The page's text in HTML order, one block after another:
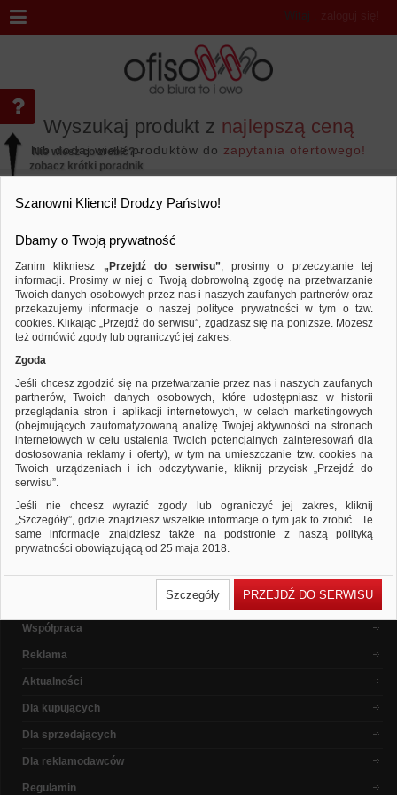
Wyszukaj produkt z najlepszą ceną
lub dodaj wiele produktów do zapytania ofertowego!
Witaj ,
Wyniki wyszukiwania
PODPOWIEDZI
Zmień kryteria wyszukiwania zaznaczając inne filtry i wyszukaj
ponownie
Sprawdź, czy wszystkie słowa zostały poprawnie napisane.
Spróbuj użyć innych słów kluczowych.
Popularne marki
O nas
Współpraca
Reklama
Aktualności
Dla kupujących
Dla sprzedających
Dla reklamodawców
Regulamin
Nie wiesz co zrobić? -
zobacz krótki poradnik
Szanowni Klienci! Drodzy Państwo!
Dbamy o Twoją prywatność
Zanim klikniesz „Przejdź do serwisu”, prosimy o przeczytanie tej
informacji. Prosimy w niej o Twoją dobrowolną zgodę na przetwarzanie
Twoich danych osobowych przez nas i naszych zaufanych partnerów oraz
przekazujemy informacje o naszej polityce prywatności w tym o tzw.
cookies. Klikając „Przejdź do serwisu”, zgadzasz się na poniższe. Możesz
też odmówić zgody lub ograniczyć jej zakres.
Zgoda
Jeśli chcesz zgodzić się na przetwarzanie przez nas i naszych zaufanych
partnerów, Twoich danych osobowych, które udostępniasz w historii
przeglądania stron i aplikacji internetowych, w celach marketingowych
(obejmujących zautomatyzowaną analizę Twojej aktywności na stronach
internetowych w celu ustalenia Twoich potencjalnych zainteresowań dla
dostosowania reklamy i oferty), w tym na umieszczanie tzw. cookies na
Twoich urządzeniach i ich odczytywanie, kliknij przycisk „Przejdź do
serwisu”.
Jeśli nie chcesz wyrazić zgody lub ograniczyć jej zakres, kliknij
„Szczegóły”, gdzie znajdziesz wszelkie informacje o tym jak to zrobić . Te
same informacje znajdziesz także na podstronie z naszą polityką
prywatności obowiązującą od 25 maja 2018.
wcześniejsza zgoda której udzieliliście podczas zakładania konta. Każda
Państwa zgoda jest dobrowolna i można ją w dowolnym momencie
Polityka prywatności (rozwiń)
Klauzula Informacyjna (rozwiń)
Lista Zaufanych Partnerów (rozwiń)
Szczegóły PRZEJDŹ DO SERWISU